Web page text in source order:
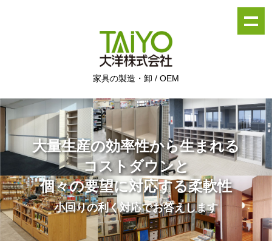
家具の製造・卸 / OEM
大量生産の効率性から生まれる
コストダウンと
個々の要望に対応する柔軟性
小回りの利く対応でお答えします